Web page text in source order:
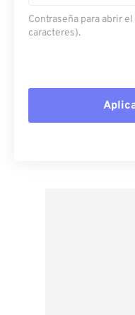
Contraseña para abrir
caracteres).